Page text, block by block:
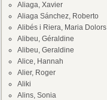
Aliaga, Xavier
Aliaga Sánchez, Roberto
Alibés i Riera, Maria Dolors
Alibeu, Géraldine
Alibeu, Geraldine
Alice, Hannah
Alier, Roger
Aliki
Alins, Sonia